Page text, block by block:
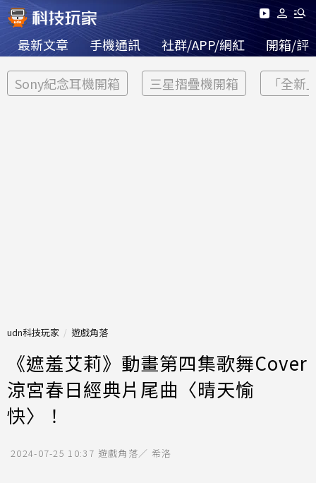
最新文章 手機通訊 社群/APP/網紅 開箱/評
Sony紀念耳機開箱 三星摺疊機開箱 「全新
udn科技玩家 遊戲角落
《遮羞艾莉》動畫第四集歌舞Cover
涼宮春日經典片尾曲〈晴天愉
快〉！
2024-07-25 10:37 遊戲角落／ 希洛